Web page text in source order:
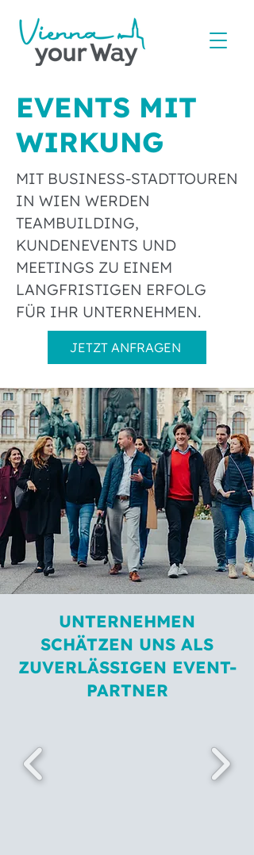
EVENTS MIT
WIRKUNG
MIT BUSINESS-STADTTOUREN
IN WIEN WERDEN
TEAMBUILDING,
KUNDENEVENTS UND
MEETINGS ZU EINEM
LANGFRISTIGEN ERFOLG
FÜR IHR UNTERNEHMEN.
JETZT ANFRAGEN
UNTERNEHMEN
SCHÄTZEN UNS ALS
ZUVERLÄSSIGEN EVENT-
PARTNER